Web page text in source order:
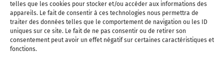
telles que les cookies pour stocker et/ou accéder aux informations des
appareils. Le fait de consentir à ces technologies nous permettra de
traiter des données telles que le comportement de navigation ou les ID
uniques sur ce site. Le fait de ne pas consentir ou de retirer son
consentement peut avoir un effet négatif sur certaines caractéristiques et
fonctions.